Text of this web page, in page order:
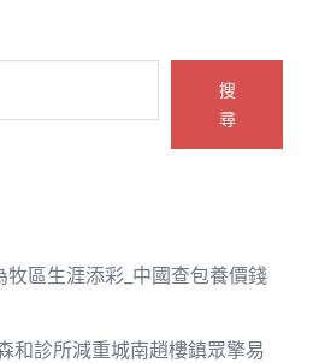
搜
尋
區生涯添彩_中國查包養價錢
和診所減重城南趙樓鎮眾擎易